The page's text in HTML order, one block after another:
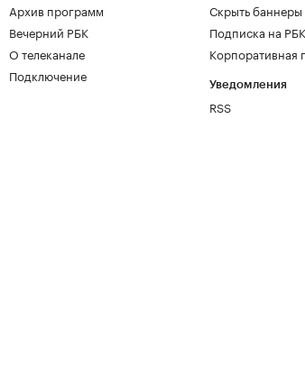
Архив программ
Вечерний РБК
О телеканале
Подключение
Скрыть
Подписка на РБК
Корпоративная
Уведомления
RSS